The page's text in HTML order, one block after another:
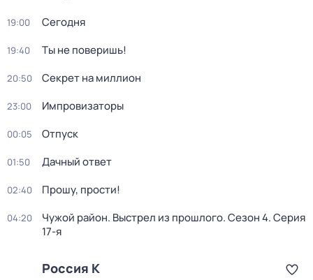
19:00 Сегодня
19:40 Ты не поверишь!
20:50 Секрет на миллион
23:00 Импровизаторы
00:05 Отпуск
01:50 Дачный ответ
02:40 Прошу, прости!
04:20 Чужой район. Выстрел из прошлого. Сезон 4. Серия
17-я
Россия К